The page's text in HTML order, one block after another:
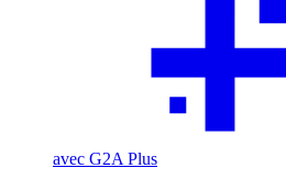
avec G2A Plus